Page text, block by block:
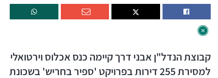
קבוצת הנדל"ן אבני דרך קיימה כנס אכלוס וירטואלי
למסירת 255 דירות בפרויקט 'ספיר בחריש' בשכונת